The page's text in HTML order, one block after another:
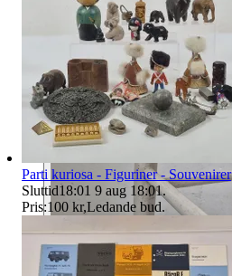
Parti kuriosa - Figuriner - Souvenirer
Sluttid18:01 9 aug 18:01.
Pris:100 kr,Ledande bud.